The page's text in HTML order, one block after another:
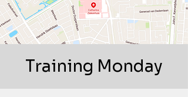
Training Monday